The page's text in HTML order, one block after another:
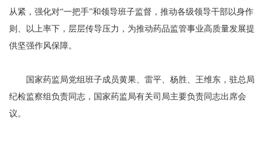
从紧，强化对“一把手”和领导班子监督，推动各级领导干部以身作
则、以上率下，层层传导压力，为推动药品监管事业高质量发展提
供坚强作风保障。
国家药监局党组班子成员黄果、雷平、杨胜、王维东，驻总局
纪检监察组负责同志，国家药监局有关司局主要负责同志出席会
议。